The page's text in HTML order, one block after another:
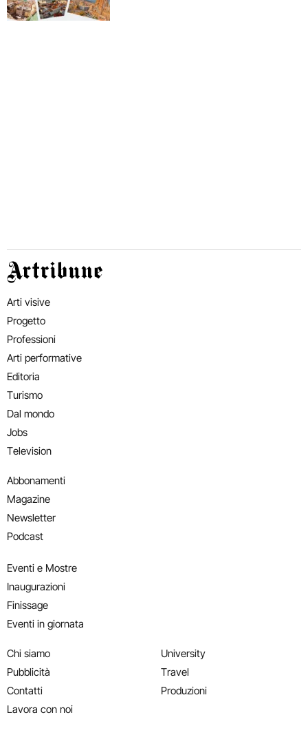
Artribune
Arti visive
Progetto
Professioni
Arti performative
Editoria
Turismo
Dal mondo
Jobs
Television
Abbonamenti
Magazine
Newsletter
Podcast
Eventi e Mostre
Inaugurazioni
Finissage
Eventi in giornata
Chi siamo
Pubblicità
Contatti
Lavora con noi
University
Travel
Produzioni